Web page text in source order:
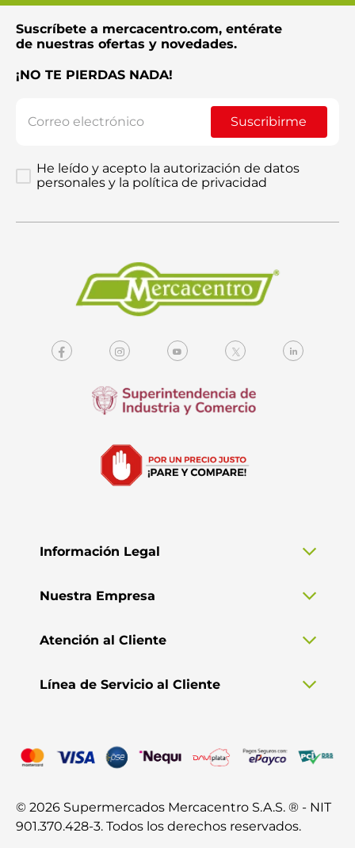
Suscríbete a mercacentro.com, entérate
de nuestras ofertas y novedades.
¡NO TE PIERDAS NADA!
Suscribirme
He leído y acepto la autorización de datos
personales y la política de privacidad
Información Legal
Nuestra Empresa
Atención al Cliente
Línea de Servicio al Cliente
© 2026 Supermercados Mercacentro S.A.S. ® - NIT
901.370.428-3. Todos los derechos reservados.